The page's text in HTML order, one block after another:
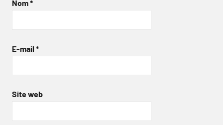
Nom*
E-mail *
Site web